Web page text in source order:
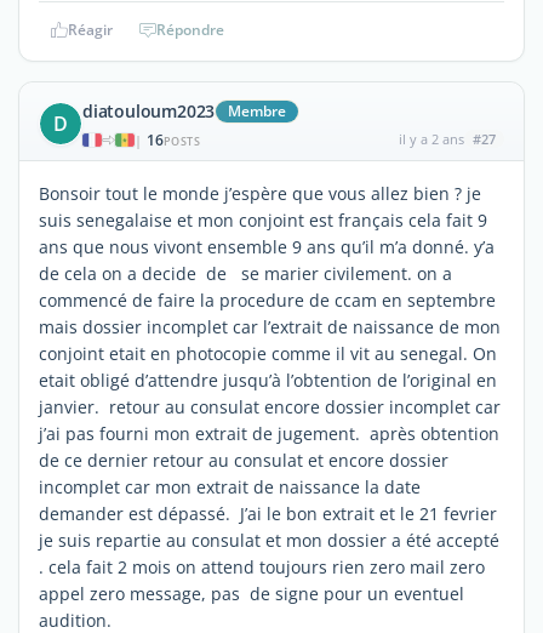
Réagir Répondre
D diatouloum2023 Membre
| 16POSTS il y a 2 ans #27
Bonsoir tout le monde j’espère que vous allez bien ? je
suis senegalaise et mon conjoint est français cela fait 9
ans que nous vivont ensemble 9 ans qu’il m’a donné. y’a
de cela on a decide de se marier civilement. on a
commencé de faire la procedure de ccam en septembre
mais dossier incomplet car l’extrait de naissance de mon
conjoint etait en photocopie comme il vit au senegal. On
etait obligé d’attendre jusqu’à l’obtention de l’original en
janvier. retour au consulat encore dossier incomplet car
j’ai pas fourni mon extrait de jugement. après obtention
de ce dernier retour au consulat et encore dossier
incomplet car mon extrait de naissance la date
demander est dépassé. J’ai le bon extrait et le 21 fevrier
je suis repartie au consulat et mon dossier a été accepté
. cela fait 2 mois on attend toujours rien zero mail zero
appel zero message, pas de signe pour un eventuel
audition.